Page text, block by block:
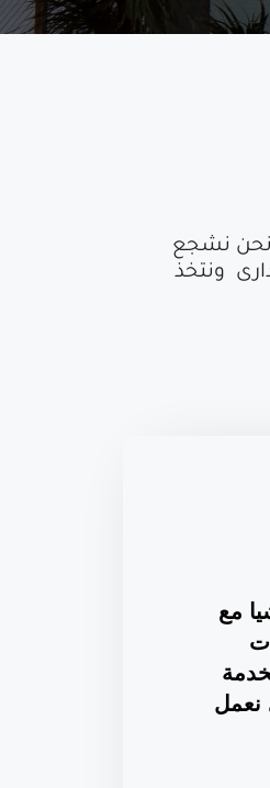
. نحن نشجع
ونتخذ
مع
نعمل